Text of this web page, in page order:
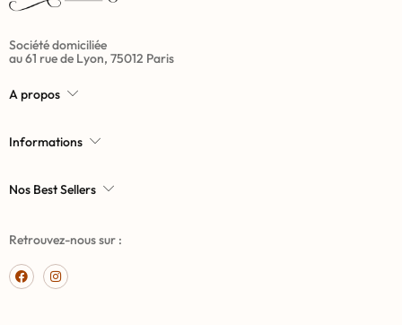
Société domiciliée
au 61 rue de Lyon, 75012 Paris
A propos
Informations
Nos Best Sellers
Retrouvez-nous sur :